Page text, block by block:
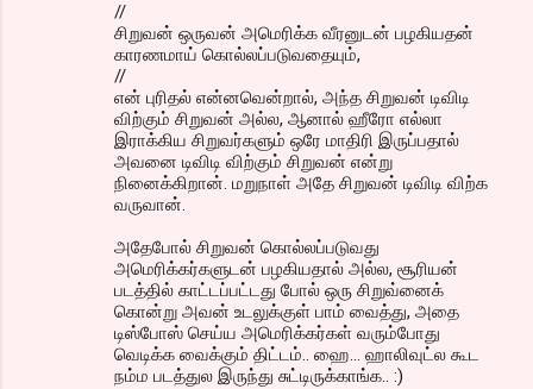
//
சிறுவன் ஒருவன் அமெரிக்க வீரனுடன் பழகியதன்
காரணமாய் கொல்லப்படுவதையும்,
//
என் புரிதல் என்னவென்றால், அந்த சிறுவன் டிவிடி
விற்கும் சிறுவன் அல்ல, ஆனால் ஹீரோ எல்லா
இராக்கிய சிறுவர்களும் ஒரே மாதிரி இருப்பதால்
அவனை டிவிடி விற்கும் சிறுவன் என்று
நினைக்கிறான். மறுநாள் அதே சிறுவன் டிவிடி விற்க
வருவான்.
அதேபோல் சிறுவன் கொல்லப்படுவது
அமெரிக்கர்களுடன் பழகியதால் அல்ல, சூரியன்
படத்தில் காட்டப்பட்டது போல் ஒரு சிறுவ்னைக்
கொன்று அவன் உடலுக்குள் பாம் வைத்து, அதை
டிஸ்போஸ் செய்ய அமெரிக்கர்கள் வரும்போது
வெடிக்க வைக்கும் திட்டம்.. ஹை... ஹாலிவுட்ல கூட
நம்ம படத்துல இருந்து சுட்டிருக்காங்க.. :)